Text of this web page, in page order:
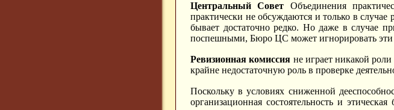
Центральный Совет Объединения
практически не обсуждаются и только в
бывает достаточно редко. Но даже в случае
поспешными, Бюро ЦС может игнорировать эти
Ревизионная комиссия не играет никакой
крайне недостаточную роль в проверке
Поскольку в условиях сниженной
организационная состоятельность и